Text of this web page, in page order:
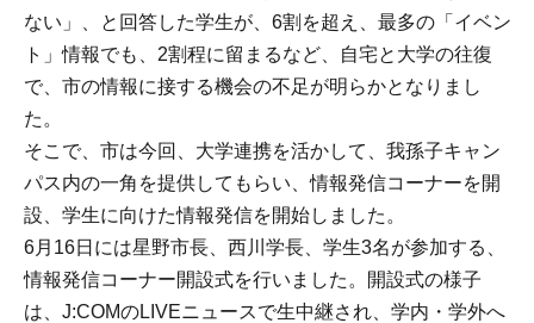
ない」、と回答した学生が、6割を超え、最多の「イベン
ト」情報でも、2割程に留まるなど、自宅と大学の往復
で、市の情報に接する機会の不足が明らかとなりまし
た。
そこで、市は今回、大学連携を活かして、我孫子キャン
パス内の一角を提供してもらい、情報発信コーナーを開
設、学生に向けた情報発信を開始しました。
6月16日には星野市長、西川学長、学生3名が参加する、
情報発信コーナー開設式を行いました。開設式の様子
は、J:COMのLIVEニュースで生中継され、学内・学外へ